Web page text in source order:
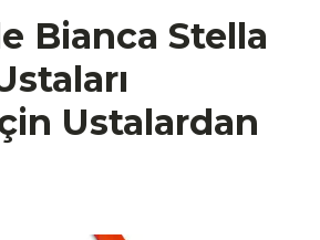
Bianca Stella
Ustalardan